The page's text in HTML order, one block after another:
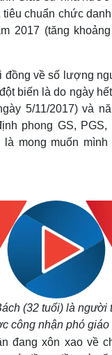
chuẩn chức
2017 (tăng
đồng về số lượng
biến là do ngày
5/11/2017) và
phong GS, PGS,
mong muốn mình
(32 tuổi) là người
công nhận phó giáo
đang xôn xao về